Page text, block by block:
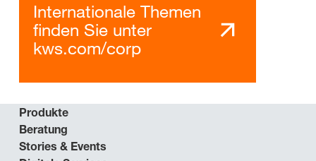
Internationale Themen
finden Sie unter
kws.com/corp
Produkte
Beratung
Stories & Events